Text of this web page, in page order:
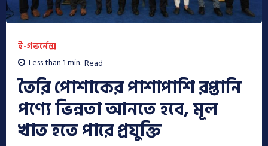
ই-গভর্নেন্স
Less than 1min. Read
তৈরি পোশাকের পাশাপাশি রপ্তানি
পণ্যে ভিন্নতা আনতে হবে, মূল
খাত হতে পারে প্রযুক্তি